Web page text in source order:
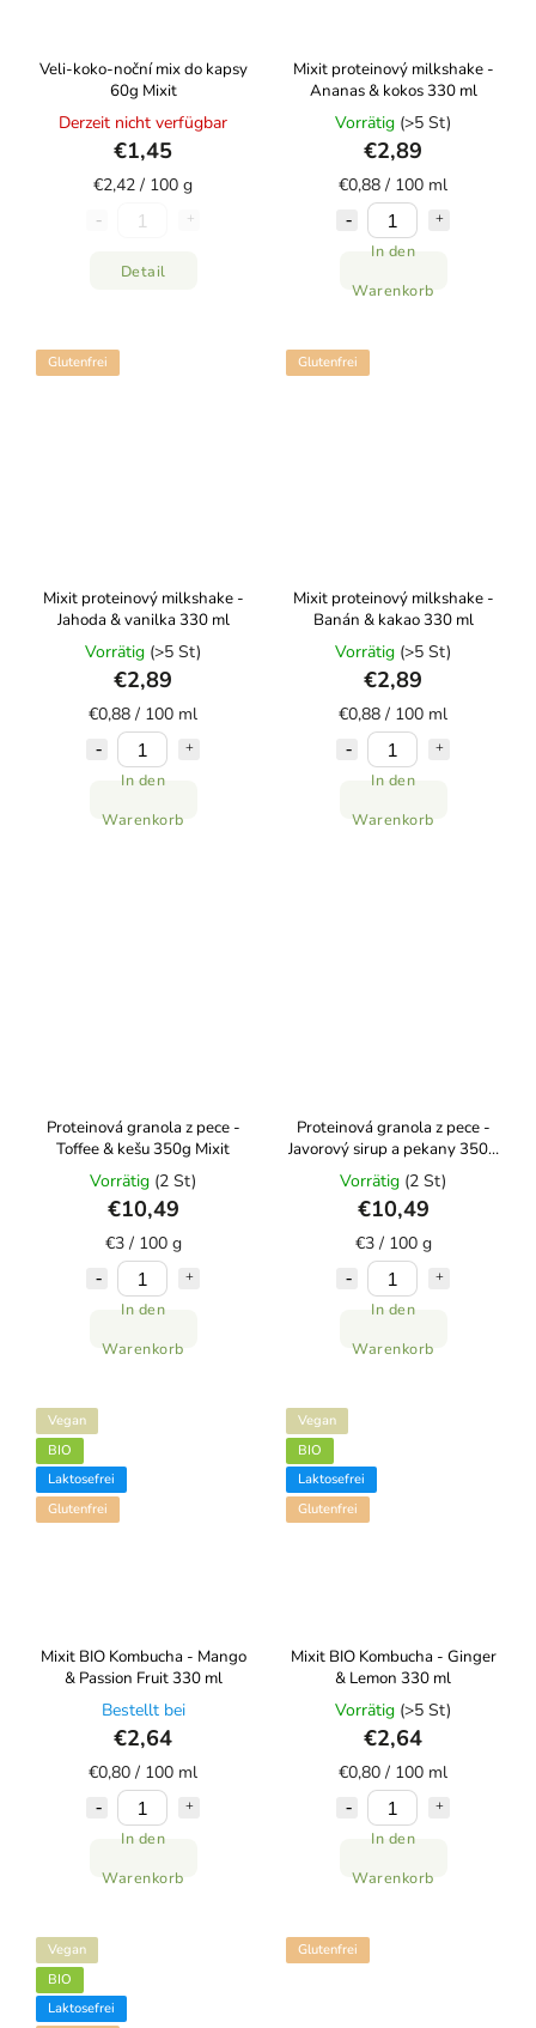
Veli-koko-noční mix do kapsy
60g Mixit
Derzeit nicht verfügbar
€1,45
€2,42 / 100 g
Detail
Mixit proteinový milkshake -
Ananas & kokos 330 ml
Vorrätig (>5 St)
€2,89
€0,88 / 100 ml
In den
Warenkorb
Glutenfrei
Mixit proteinový milkshake -
Jahoda & vanilka 330 ml
Vorrätig (>5 St)
€2,89
€0,88 / 100 ml
In den
Warenkorb
Glutenfrei
Mixit proteinový milkshake -
Banán & kakao 330 ml
Vorrätig (>5 St)
€2,89
€0,88 / 100 ml
In den
Warenkorb
Proteinová granola z pece -
Toffee & kešu 350g Mixit
Vorrätig (2 St)
€10,49
€3 / 100 g
In den
Warenkorb
Proteinová granola z pece -
Javorový sirup a pekany 350g
Mixit
Vorrätig (2 St)
€10,49
€3 / 100 g
In den
Warenkorb
Vegan
BIO
Laktosefrei
Glutenfrei
Mixit BIO Kombucha - Mango
& Passion Fruit 330 ml
Bestellt bei
€2,64
€0,80 / 100 ml
In den
Warenkorb
Vegan
BIO
Laktosefrei
Glutenfrei
Mixit BIO Kombucha - Ginger
& Lemon 330 ml
Vorrätig (>5 St)
€2,64
€0,80 / 100 ml
In den
Warenkorb
Vegan
BIO
Laktosefrei
Glutenfrei